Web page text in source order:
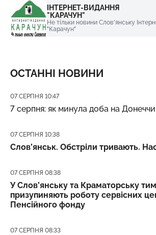
ІНТЕРНЕТ-ВИДАННЯ
"КАРАЧУН"
Не тільки новини Слов'янську
"Карачун"
ОСТАННІ НОВИНИ
Дата публікації
07 СЕРПНЯ 10:47
7 серпня: як минула доба на
Дата публікації
07 СЕРПНЯ 10:38
Слов’янськ. Обстріли тривають.
Дата публікації
07 СЕРПНЯ 08:38
У Слов’янську та Краматорську
призупиняють роботу сервісних
Пенсійного фонду
Дата публікації
07 СЕРПНЯ 08:33